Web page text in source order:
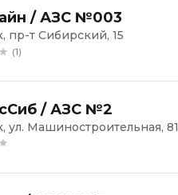
/ АЗС №003
пр-т Сибирский, 15
(1)
/ АЗС №2
ул. Машиностроительная, 81